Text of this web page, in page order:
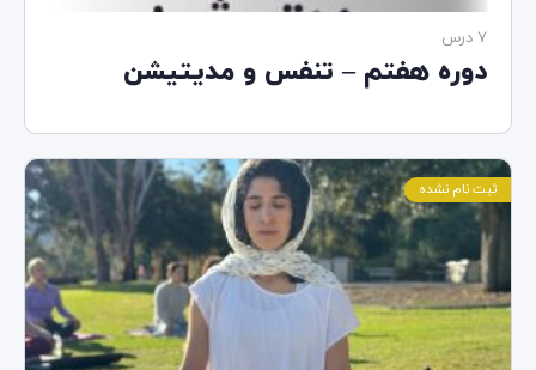
7 درس‌
دوره هفتم – تنفس و مدیتیشن
ثبت نام نشده